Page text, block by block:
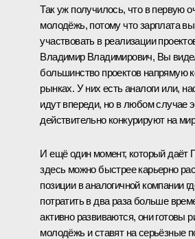
Так уж получилось, что в первую
молодёжь, потому что зарплата
участвовать в реализации
Владимир Владимирович, Вы
большинство проектов напрямую
рынках. У них есть аналоги или,
идут впереди, но в любом случае
действительно конкурируют на
И ещё один момент, который даёт
здесь можно быстрее карьерно
позиции в аналогичной компании
потратить в два раза больше
активно развиваются, они готовы
молодёжь и ставят на серьёзные